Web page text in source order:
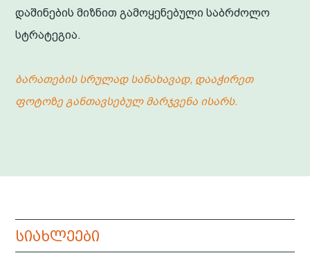
დაშინების მიზნით გამოყენებული საბრძოლო
სტრატეგია.
ბარათების სრულად სანახავად, დააჭირეთ
ფოტოზე განთავსებულ მარჯვენა ისარს.
სიახლეები